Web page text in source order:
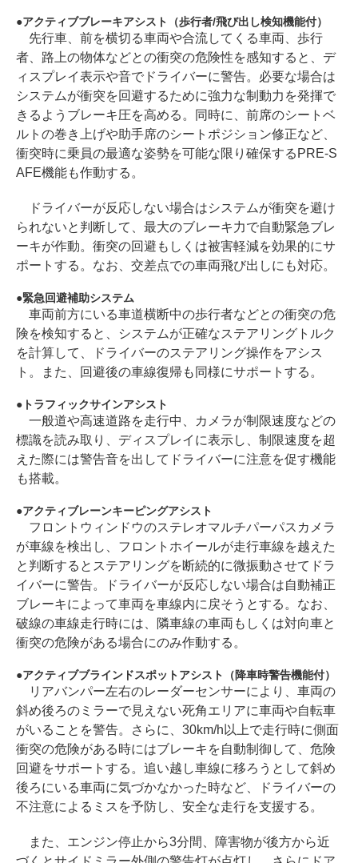
アクティブブレーキアシスト（歩行者/飛び出し検知機能付）
先行車、前を横切る車両や合流してくる車両、歩行
者、路上の物体などとの衝突の危険性を感知すると、デ
ィスプレイ表示や音でドライバーに警告。必要な場合は
システムが衝突を回避するために強力な制動力を発揮で
きるようブレーキ圧を高める。同時に、前席のシートベ
ルトの巻き上げや助手席のシートポジション修正など、
衝突時に乗員の最適な姿勢を可能な限り確保するPRE-S
AFE機能も作動する。
ドライバーが反応しない場合はシステムが衝突を避け
られないと判断して、最大のブレーキ力で自動緊急ブレ
ーキが作動。衝突の回避もしくは被害軽減を効果的にサ
ポートする。なお、交差点での車両飛び出しにも対応。
緊急回避補助システム
車両前方にいる車道横断中の歩行者などとの衝突の危
険を検知すると、システムが正確なステアリングトルク
を計算して、ドライバーのステアリング操作をアシス
ト。また、回避後の車線復帰も同様にサポートする。
トラフィックサインアシスト
一般道や高速道路を走行中、カメラが制限速度などの
標識を読み取り、ディスプレイに表示し、制限速度を超
えた際には警告音を出してドライバーに注意を促す機能
も搭載。
アクティブレーンキーピングアシスト
フロントウィンドウのステレオマルチパーパスカメラ
が車線を検出し、フロントホイールが走行車線を越えた
と判断するとステアリングを断続的に微振動させてドラ
イバーに警告。ドライバーが反応しない場合は自動補正
ブレーキによって車両を車線内に戻そうとする。なお、
破線の車線走行時には、隣車線の車両もしくは対向車と
衝突の危険がある場合にのみ作動する。
アクティブブラインドスポットアシスト（降車時警告機能付）
リアバンパー左右のレーダーセンサーにより、車両の
斜め後ろのミラーで見えない死角エリアに車両や自転車
がいることを警告。さらに、30km/h以上で走行時に側面
衝突の危険がある時にはブレーキを自動制御して、危険
回避をサポートする。追い越し車線に移ろうとして斜め
後ろにいる車両に気づかなかった時など、ドライバーの
不注意によるミスを予防し、安全な走行を支援する。
また、エンジン停止から3分間、障害物が後方から近